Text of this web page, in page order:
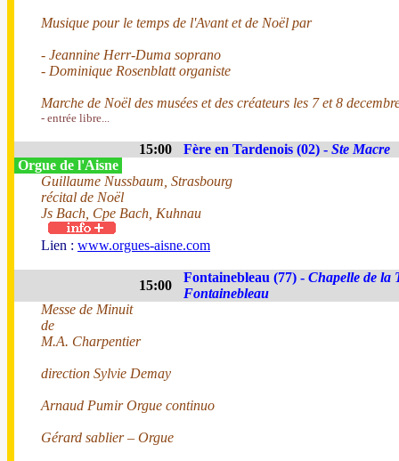
Musique pour le temps de l'Avant et de Noël par
- Jeannine Herr-Duma soprano
- Dominique Rosenblatt organiste
Marche de Noël des musées et des créateurs les 7 et 8
- entrée libre...
15:00 Fère en Tardenois (02) - Ste Macre
Orgue de l'Aisne
Guillaume Nussbaum, Strasbourg
récital de Noël
Js Bach, Cpe Bach, Kuhnau
Lien : www.orgues-aisne.com
15:00
Fontainebleau (77) - Chapelle de la
Fontainebleau
Messe de Minuit
de
M.A. Charpentier
direction Sylvie Demay
Arnaud Pumir Orgue continuo
Gérard sablier – Orgue